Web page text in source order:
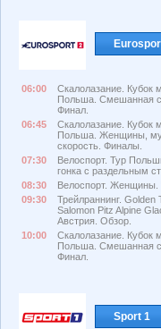
06:00
Скалолазание. Кубок
Польша. Смешанная
Финал.
06:45
Скалолазание. Кубок
Польша. Женщины,
скорость. Финалы.
07:30
Велоспорт. Тур
гонка с раздельным
08:30
Велоспорт. Женщины.
09:30
Трейлраннинг. Golden
Salomon Pitz Alpine
Австрия. Обзор.
10:00
Скалолазание. Кубок
Польша. Смешанная
Финал.
Sport 1